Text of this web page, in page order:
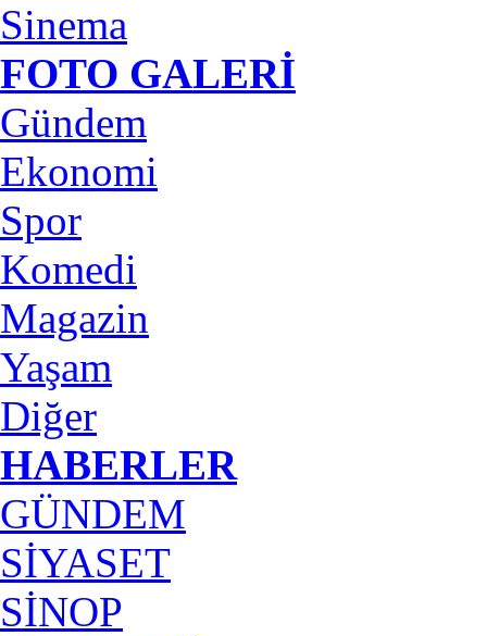
Sinema
FOTO GALERİ
Gündem
Ekonomi
Spor
Komedi
Magazin
Yaşam
Diğer
HABERLER
GÜNDEM
SİYASET
SİNOP